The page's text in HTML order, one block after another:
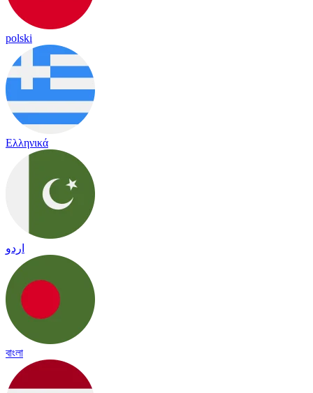
polski
Ελληνικά
اردو
বাংলা